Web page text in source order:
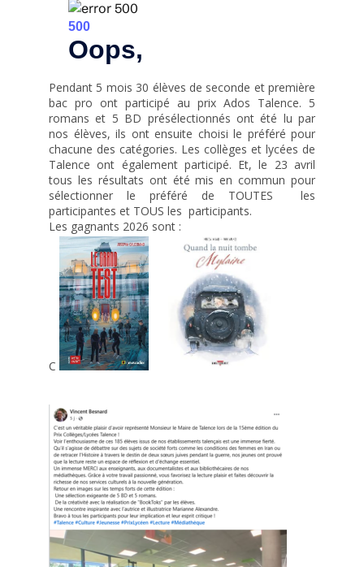
FCIL Bac+3 commercialisation des vins et spiritueux en Asie
Licence oenotourisme
Licence professionnelle Mention Métiers de la santé : Management des
établissements d’hydrothérapie, termalisme, thalassothérapie, spa
Vie de l’établissement
Le CDI
Fonctionnement du CDI et recherche de document
Actualités du CDI
On parle des lycéens dans les médias
Maison des lycéens
Internat
L’association des parents d’élèves
Aides financières et tarifs
Partenariats
Voyages d’études
Mobilité / Stages
Nos projets à l’international
Entreprise
Pendant 5 mois 30 élèves de seconde et première
bac pro ont participé au prix Ados Talence. 5
romans et 5 BD présélectionnés ont été lu par
nos élèves, ils ont ensuite choisi le préféré pour
chacune des catégories. Les collèges et lycées de
Talence ont également participé. Et, le 23 avril
tous les résultats ont été mis en commun pour
sélectionner le préféré de TOUTES les
participantes et TOUS les participants.
Les gagnants 2026 sont :
C